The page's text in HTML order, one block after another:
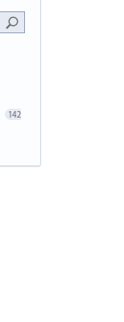
142